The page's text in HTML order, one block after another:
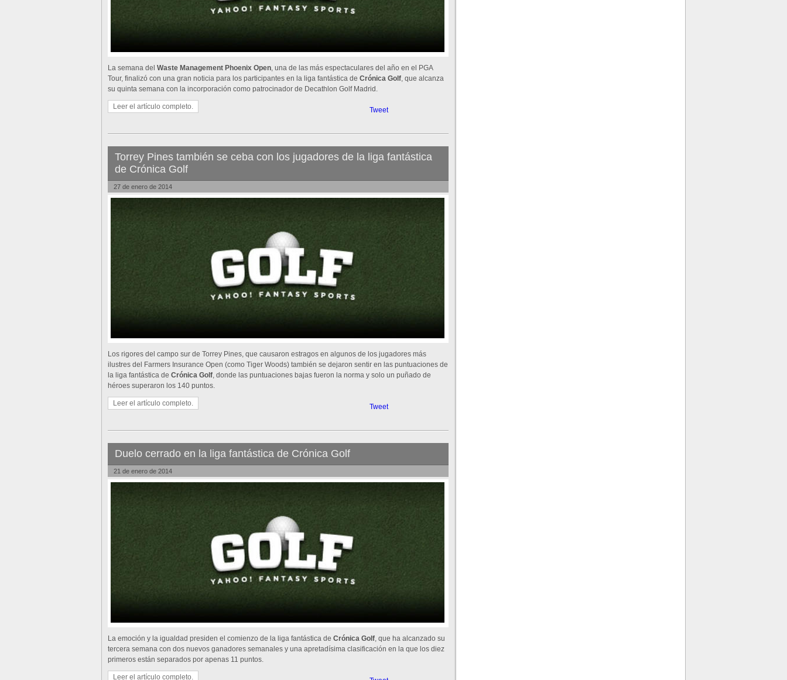
La semana del Waste Management Phoenix Open, una de las más espectaculares del año en el PGA
Tour, finalizó con una gran noticia para los participantes en la liga fantástica de Crónica Golf, que alcanza
su quinta semana con la incorporación como patrocinador de Decathlon Golf Madrid.
Leer el artículo completo. Tweet
Torrey Pines también se ceba con los jugadores de la liga fantástica
de Crónica Golf
27 de enero de 2014
Los rigores del campo sur de Torrey Pines, que causaron estragos en algunos de los jugadores más
ilustres del Farmers Insurance Open (como Tiger Woods) también se dejaron sentir en las puntuaciones de
la liga fantástica de Crónica Golf, donde las puntuaciones bajas fueron la norma y solo un puñado de
héroes superaron los 140 puntos.
Leer el artículo completo. Tweet
Duelo cerrado en la liga fantástica de Crónica Golf
21 de enero de 2014
La emoción y la igualdad presiden el comienzo de la liga fantástica de Crónica Golf, que ha alcanzado su
tercera semana con dos nuevos ganadores semanales y una apretadísima clasificación en la que los diez
primeros están separados por apenas 11 puntos.
Leer el artículo completo.